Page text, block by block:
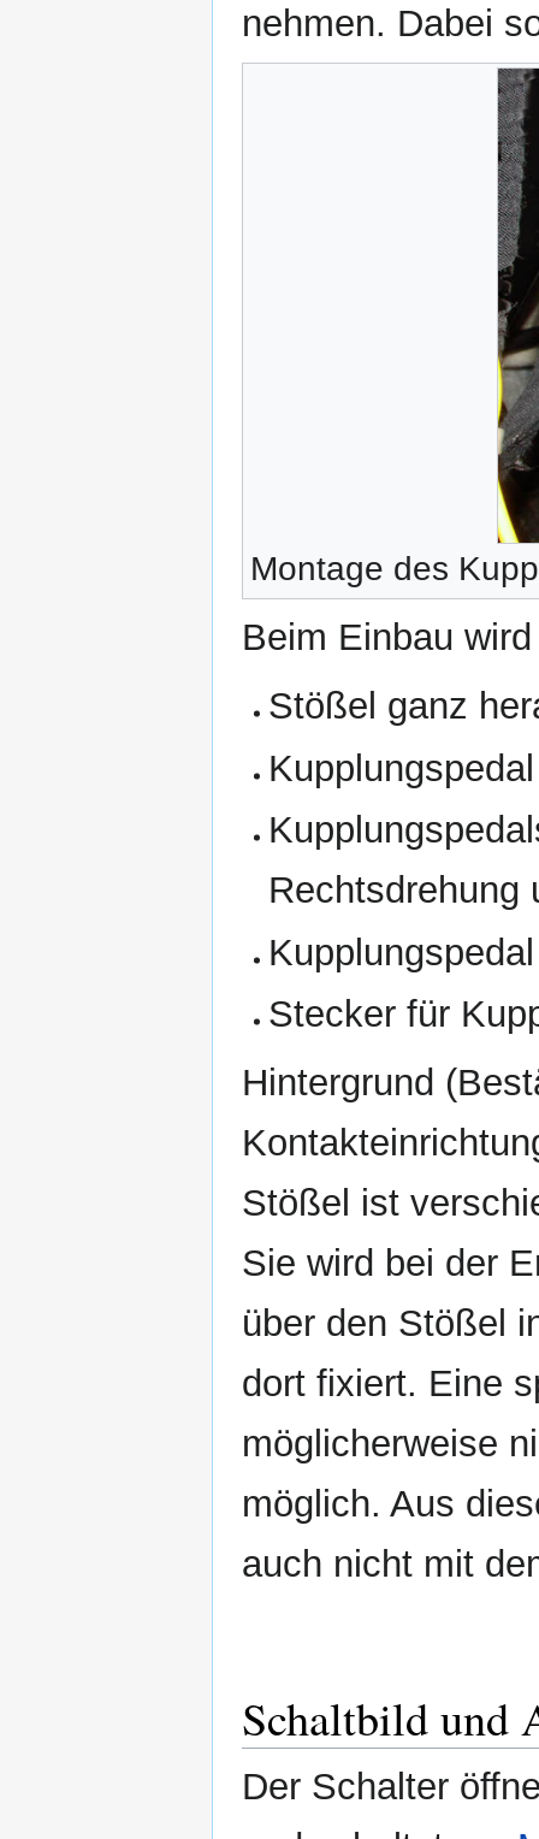
nehmen. Dabei
Montage des
Beim Einbau
Stößel ganz
Rechtsdrehung
Stecker für
Hintergrund
Stößel ist
Sie wird bei der
über den Stößel
dort fixiert. Eine
möglicherweise
möglich. Aus
auch nicht mit
Schaltbild und
Der Schalter